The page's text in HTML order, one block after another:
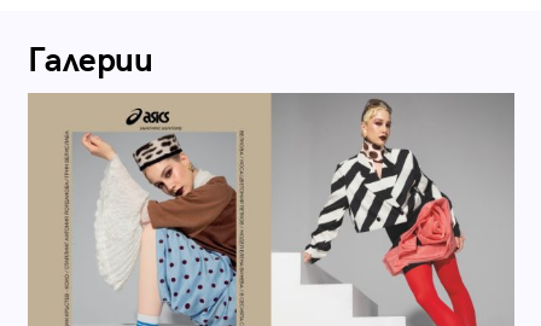
Галерии